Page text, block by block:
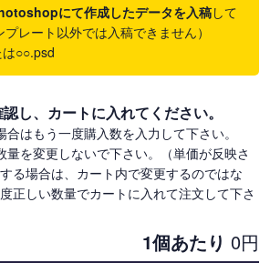
にて作成したデータを入稿して
レート以外では入稿できません）
○○.psd
し、カートに入れてください。
はもう一度購入数を入力して下さい。
量を変更しないで下さい。（単価が反映さ
る場合は、カート内で変更するのではな
正しい数量でカートに入れて注文して下さ
1個あたり 0円